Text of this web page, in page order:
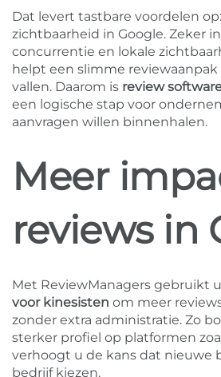
Dat levert tastbare voordelen
zichtbaarheid in Google. Zeker
concurrentie en lokale
helpt een slimme
vallen. Daarom is review
een logische stap voor
aanvragen willen binnenhalen.
Meer
reviews in
Met ReviewManagers gebruikt u
voor kinesisten om meer
zonder extra administratie. Zo
sterker profiel op platformen
verhoogt u de kans dat nieuwe
bedrijf kiezen.